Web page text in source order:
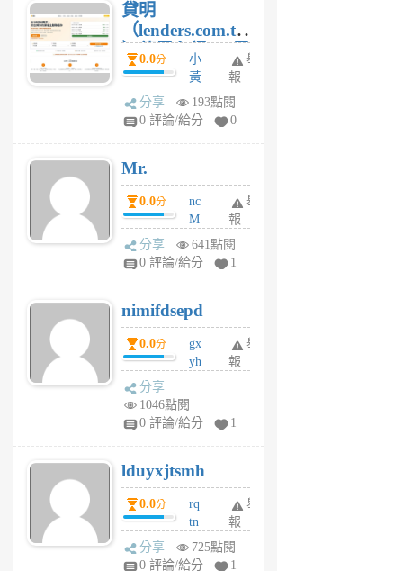
貸明
（lenders.com.tw
）使用心得 — 民
間貸款比較平台
體驗
0.0分
小
黃
蜂
1
舉
報
分享
193點閱
0 評論/給分
0
Mr.
0.0分
nc
M
U
F
U
5
個
月
舉
報
分享
641點閱
0 評論/給分
1
nimifdsepd
0.0分
gx
yh
jl
月
前
舉
報
分享
1046點閱
0 評論/給分
1
lduyxjtsmh
0.0分
rq
tn
jt
gl
舉
報
分享
725點閱
0 評論/給分
1